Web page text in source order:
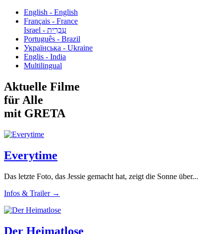
English - English
Français - France
עִבְרִית - Israel
Português - Brazil
Українська - Ukraine
Englis - India
Multilingual
Aktuelle Filme
für Alle
mit GRETA
Everytime
Das letzte Foto, das Jessie gemacht hat, zeigt die Sonne über...
Infos & Trailer →
Der Heimatlose